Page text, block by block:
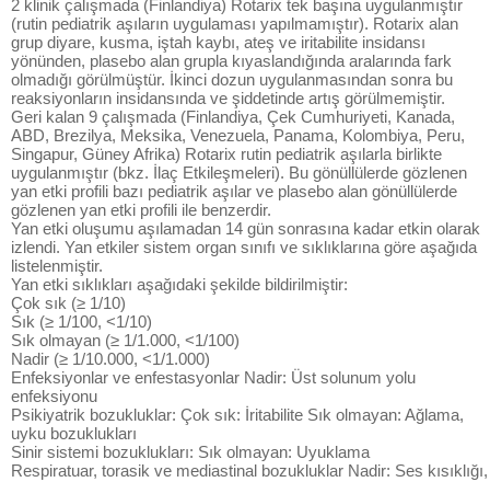
2 klinik çalışmada (Finlandiya) Rotarix tek başına uygulanmıştır
(rutin pediatrik aşıların uygulaması yapılmamıştır). Rotarix alan
grup diyare, kusma, iştah kaybı, ateş ve iritabilite insidansı
yönünden, plasebo alan grupla kıyaslandığında aralarında fark
olmadığı görülmüştür. İkinci dozun uygulanmasından sonra bu
reaksiyonların insidansında ve şiddetinde artış görülmemiştir.
Geri kalan 9 çalışmada (Finlandiya, Çek Cumhuriyeti, Kanada,
ABD, Brezilya, Meksika, Venezuela, Panama, Kolombiya, Peru,
Singapur, Güney Afrika) Rotarix rutin pediatrik aşılarla birlikte
uygulanmıştır (bkz. İlaç Etkileşmeleri). Bu gönüllülerde gözlenen
yan etki profili bazı pediatrik aşılar ve plasebo alan gönüllülerde
gözlenen yan etki profili ile benzerdir.
Yan etki oluşumu aşılamadan 14 gün sonrasına kadar etkin olarak
izlendi. Yan etkiler sistem organ sınıfı ve sıklıklarına göre aşağıda
listelenmiştir.
Yan etki sıklıkları aşağıdaki şekilde bildirilmiştir:
Çok sık (≥ 1/10)
Sık (≥ 1/100, <1/10)
Sık olmayan (≥ 1/1.000, <1/100)
Nadir (≥ 1/10.000, <1/1.000)
Enfeksiyonlar ve enfestasyonlar Nadir: Üst solunum yolu
enfeksiyonu
Psikiyatrik bozukluklar: Çok sık: İritabilite Sık olmayan: Ağlama,
uyku bozuklukları
Sinir sistemi bozuklukları: Sık olmayan: Uyuklama
Respiratuar, torasik ve mediastinal bozukluklar Nadir: Ses kısıklığı,